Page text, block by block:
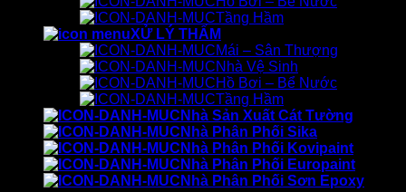
Tầng Hầm
XỬ LÝ THẤM
Mái – Sân Thượng
Nhà Vệ Sinh
Hồ Bơi – Bể Nước
Tầng Hầm
Nhà Sản Xuất Cát Tường
Nhà Phân Phối Sika
Nhà Phân Phối Kovipaint
Nhà Phân Phối Europaint
Nhà Phân Phối Sơn Epoxy